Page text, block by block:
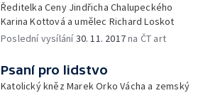
Ředitelka Ceny Jindřicha Chalupeckého
Karina Kottová a umělec Richard Loskot
Poslední vysílání30. 11. 2017na ČT art
Psaní pro lidstvo
Katolický kněz Marek Orko Vácha a zemský